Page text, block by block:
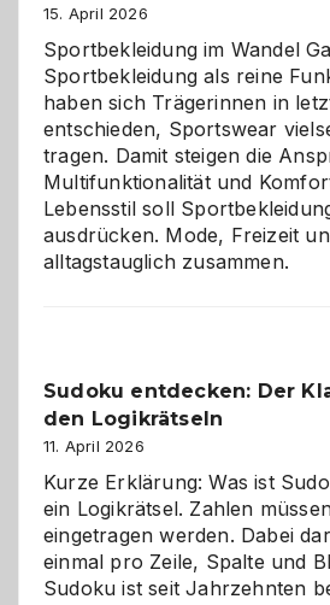
Chaos
15. April 2026
Sportbekleidung im Wandel
Sportbekleidung als reine
haben sich Trägerinnen in
entschieden, Sportswear
tragen. Damit steigen die
Multifunktionalität und
Lebensstil soll
ausdrücken. Mode, Freizeit
alltagstauglich zusammen.
Sudoku entdecken: Der
den Logikrätseln
11. April 2026
Kurze Erklärung: Was ist
ein Logikrätsel. Zahlen
eingetragen werden. Dabei
einmal pro Zeile, Spalte und
Sudoku ist seit Jahrzehnten